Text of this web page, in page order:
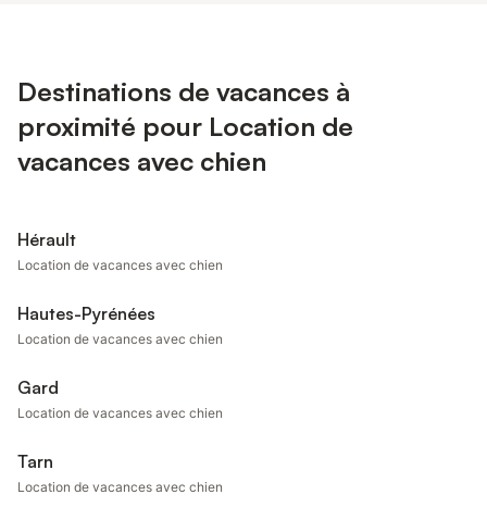
Destinations de vacances à
proximité pour Location de
vacances avec chien
Hérault
Location de vacances avec chien
Hautes-Pyrénées
Location de vacances avec chien
Gard
Location de vacances avec chien
Tarn
Location de vacances avec chien